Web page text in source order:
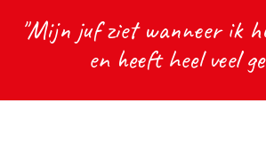
"Mijn juf ziet wanneer ik
en heeft heel veel